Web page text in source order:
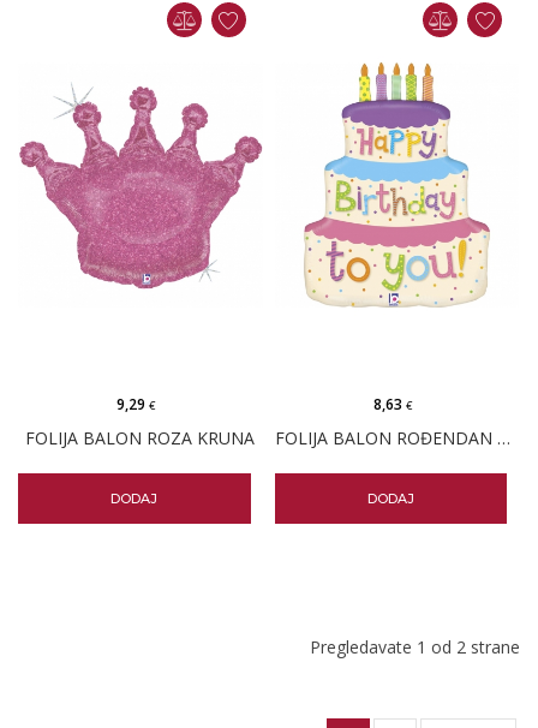
FOLIJA BALON ROZA KRUNA
9,29€
DODAJ
FOLIJA BALON ROĐENDAN PASTELNA TORTA
8,63 €
DODAJ
Pregledavate 1 od 2 strane